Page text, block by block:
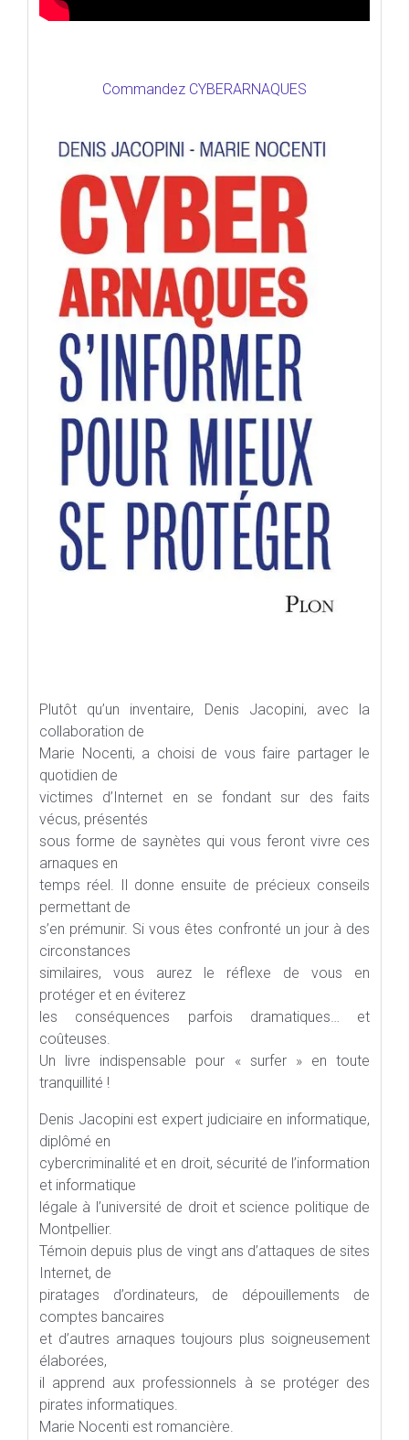
Commandez CYBERARNAQUES
Plutôt qu’un inventaire, Denis Jacopini, avec la
collaboration de
Marie Nocenti, a choisi de vous faire partager le
quotidien de
victimes d’Internet en se fondant sur des faits
vécus, présentés
sous forme de saynètes qui vous feront vivre ces
arnaques en
temps réel. Il donne ensuite de précieux conseils
permettant de
s’en prémunir. Si vous êtes confronté un jour à des
circonstances
similaires, vous aurez le réflexe de vous en
protéger et en éviterez
les conséquences parfois dramatiques… et
coûteuses.
Un livre indispensable pour « surfer » en toute
tranquillité !
Denis Jacopini est expert judiciaire en informatique,
diplômé en
cybercriminalité et en droit, sécurité de l’information
et informatique
légale à l’université de droit et science politique de
Montpellier.
Témoin depuis plus de vingt ans d’attaques de sites
Internet, de
piratages d’ordinateurs, de dépouillements de
comptes bancaires
et d’autres arnaques toujours plus soigneusement
élaborées,
il apprend aux professionnels à se protéger des
pirates informatiques.
Marie Nocenti est romancière.